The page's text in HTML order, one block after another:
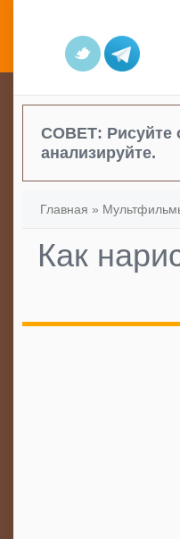
СОВЕТ: Рисуйте
анализируйте.
Главная »
Как